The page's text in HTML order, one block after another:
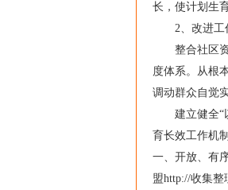
长，使计划生
2、改进工
整合社区资
度体系。从根
调动群众自觉
建立健全“以
育长效工作机
一、开放、有
盟http://收集整